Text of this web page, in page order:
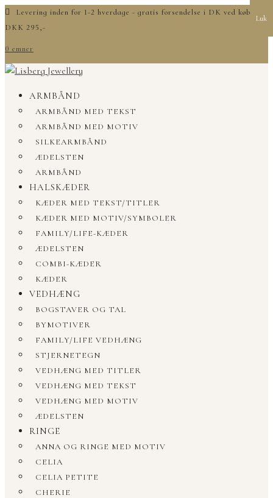
Levering inden for 1-2 hverdage - gratis forsendelse i DK ved køb over
DKK 295,-
0 emner
ARMBÅND
ARMBÅND MED TEKST
ARMBÅND MED MOTIV
SILKEARMBÅND
ÆDELSTEN
ARMBÅND
HALSKÆDER
KÆDER MED TEKST/TITLER
KÆDER MED MOTIV/SYMBOLER
FAMILY/LIFE-KÆDER
ÆDELSTEN
COMBI-KÆDER
KÆDER
VEDHÆNG
BOGSTAVER OG TAL
BYMOTIVER
FAMILY/LIFE VEDHÆNG
STJERNETEGN
VEDHÆNG MED TITLER
VEDHÆNG MED TEKST
VEDHÆNG MED MOTIV
ÆDELSTEN
RINGE
ANNA OG RINGE MED MOTIV
CELIA
CELIA PETITE
CHERIE
Luk